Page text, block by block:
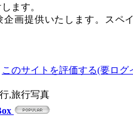
ます。
企画提供いたします。スペ
このサイトを評価する(要ログ
,旅行写真